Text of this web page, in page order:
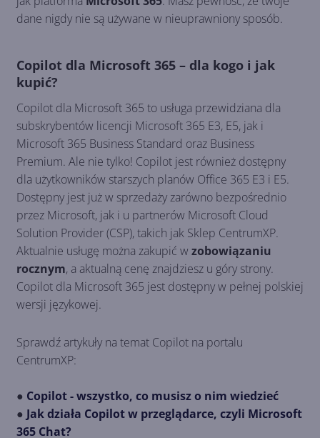
dane nigdy nie są używane w nieuprawniony sposób.
Copilot dla Microsoft 365 – dla kogo i jak
kupić?
Copilot dla Microsoft 365 to usługa przewidziana dla
subskrybentów licencji Microsoft 365 E3, E5, jak i
Microsoft 365 Business Standard oraz Business
Premium. Ale nie tylko! Copilot jest również dostępny
dla użytkowników starszych planów Office 365 E3 i E5.
Dostępny jest już w sprzedaży zarówno bezpośrednio
przez Microsoft, jak i u partnerów Microsoft Cloud
Solution Provider (CSP), takich jak Sklep CentrumXP.
Aktualnie usługę można zakupić w zobowiązaniu
rocznym, a aktualną cenę znajdziesz u góry strony.
Copilot dla Microsoft 365 jest dostępny w pełnej polskiej
wersji językowej.
Sprawdź artykuły na temat Copilot na portalu
CentrumXP:
● Copilot - wszystko, co musisz o nim wiedzieć
● Jak działa Copilot w przeglądarce, czyli Microsoft
365 Chat?